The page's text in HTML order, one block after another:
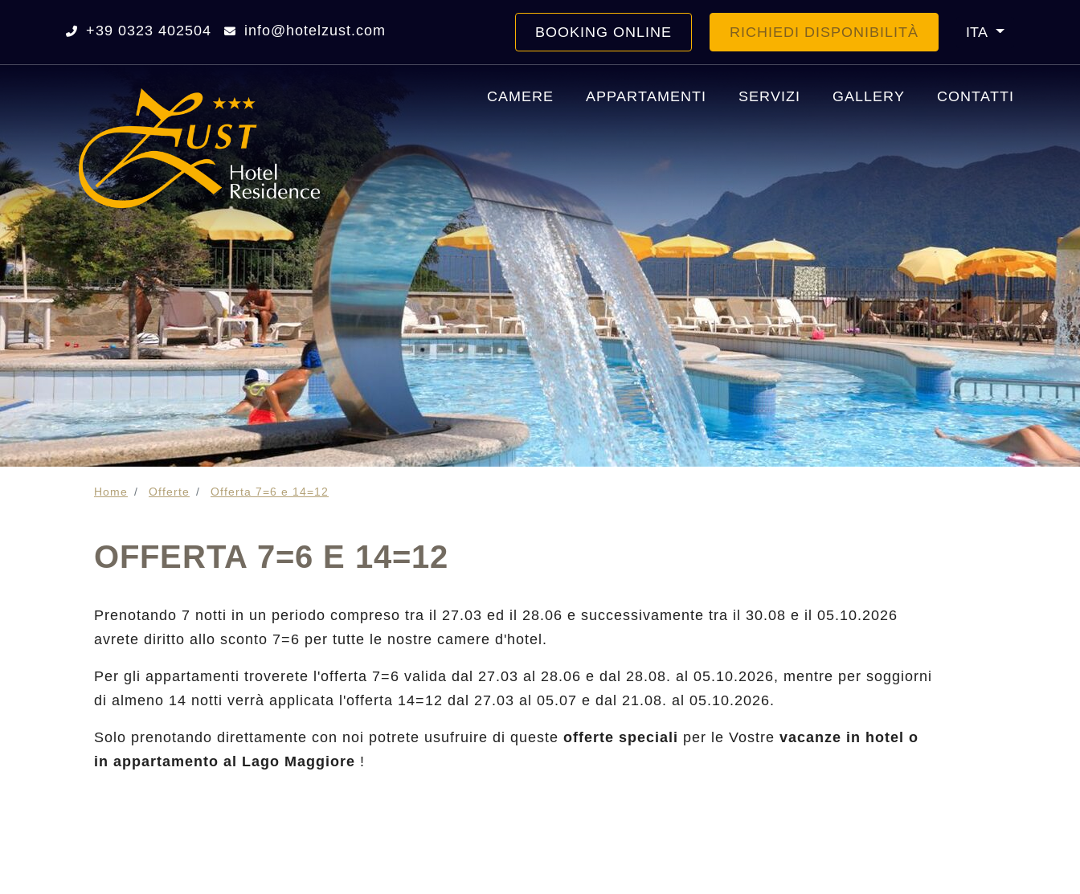
+39 0323 402504 info@hotelzust.com BOOKING ONLINE RICHIEDI DISPONIBILITÀ ITA
CAMERE APPARTAMENTI SERVIZI GALLERY CONTATTI
Home Offerte Offerta 7=6 e 14=12
OFFERTA 7=6 E 14=12
Prenotando 7 notti in un periodo compreso tra il 27.03 ed il 28.06 e successivamente tra il 30.08 e il 05.10.2026
avrete diritto allo sconto 7=6 per tutte le nostre camere d'hotel.
Per gli appartamenti troverete l'offerta 7=6 valida dal 27.03 al 28.06 e dal 28.08. al 05.10.2026, mentre per soggiorni
di almeno 14 notti verrà applicata l'offerta 14=12 dal 27.03 al 05.07 e dal 21.08. al 05.10.2026.
Solo prenotando direttamente con noi potrete usufruire di queste offerte speciali per le Vostre vacanze in hotel o
in appartamento al Lago Maggiore !